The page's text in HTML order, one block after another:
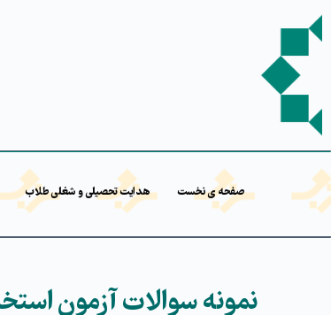
صفحه ی نخست هدایت تحصیلی و شغلی طلاب
نمونه سوالات آزمون